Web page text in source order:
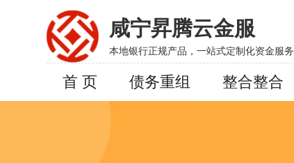
咸宁昇腾云金服
本地银行正规产品，一站式定制化资金服务
首 页 债务重组 整合整合